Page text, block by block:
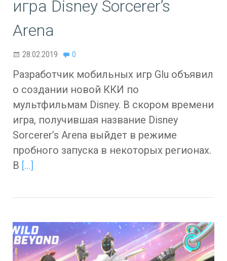
игра Disney Sorcerer’s
Arena
28.02.2019 0
Разработчик мобильных игр Glu объявил
о создании новой ККИ по
мультфильмам Disney. В скором времени
игра, получившая название Disney
Sorcerer’s Arena выйдет в режиме
пробного запуска в некоторых регионах.
В […]